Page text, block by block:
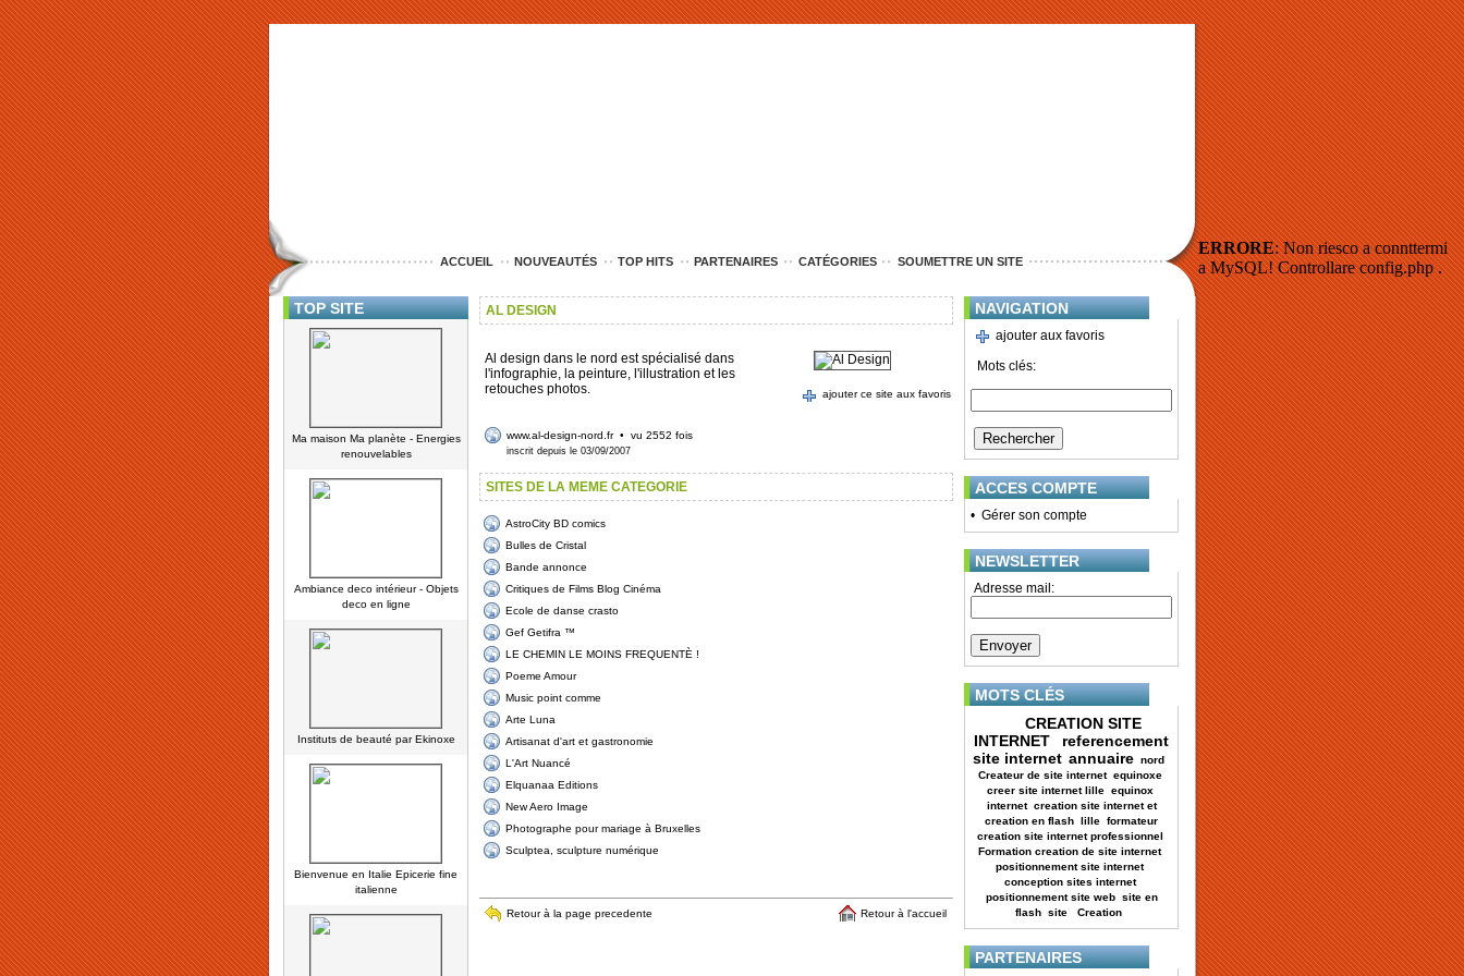
ACCUEIL NOUVEAUTÉS TOP HITS PARTENAIRES CATÉGORIES SOUMETTRE UN SITE
TOP SITE
Ma maison Ma planète - Energies
renouvelables
Ambiance deco intérieur - Objets
deco en ligne
Instituts de beauté par Ekinoxe
Bienvenue en Italie Epicerie fine
italienne
AL DESIGN
Al design dans le nord est spécialisé dans
l'infographie, la peinture, l'illustration et les
retouches photos.
www.al-design-nord.fr • vu 2552 fois
inscrit depuis le 03/09/2007
ajouter ce site aux favoris
SITES DE LA MEME CATEGORIE
AstroCity BD comics
Bulles de Cristal
Bande annonce
Critiques de Films Blog Cinéma
Ecole de danse crasto
Gef Getifra ™
LE CHEMIN LE MOINS FREQUENTÈ !
Poeme Amour
Music point comme
Arte Luna
Artisanat d'art et gastronomie
L'Art Nuancé
Elquanaa Editions
New Aero Image
Photographe pour mariage à Bruxelles
Sculptea, sculpture numérique
Retour à la page precedente Retour à l'accueil
NAVIGATION
ajouter aux favoris
Mots clés:
ACCES COMPTE
• Gérer son compte
NEWSLETTER
Adresse mail:
MOTS CLÉS
CREATION SITE
INTERNET
referencement
site internet annuaire nord
Createur de site internet equinoxe
creer site internet lille equinox
internet creation site internet et
creation en flash lille formateur
creation site internet professionnel
Formation creation de site internet
positionnement site internet
conception sites internet
positionnement site web site en
flash site Creation
PARTENAIRES
ERRORE: Non riesco a connttermi
a MySQL! Controllare config.php .